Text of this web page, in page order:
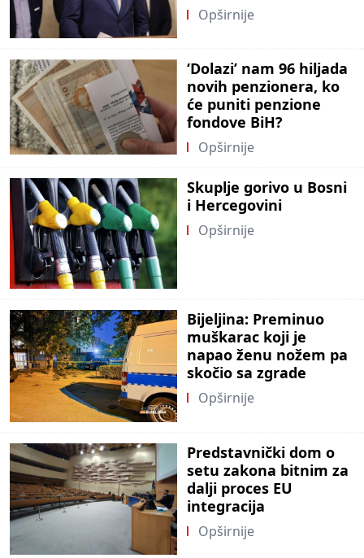
Opširnije
‘Dolazi’ nam 96 hiljada
novih penzionera, ko
će puniti penzione
fondove BiH?
Opširnije
Skuplje gorivo u Bosni
i Hercegovini
Opširnije
Bijeljina: Preminuo
muškarac koji je
napao ženu nožem pa
skočio sa zgrade
Opširnije
Predstavnički dom o
setu zakona bitnim za
dalji proces EU
integracija
Opširnije